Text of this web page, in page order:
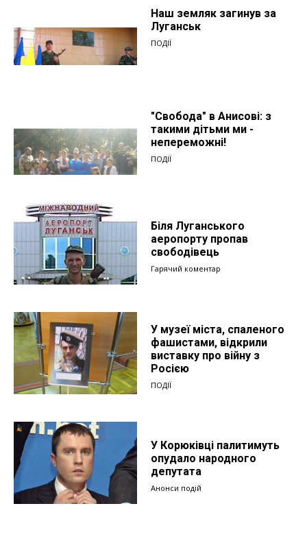
Наш земляк загинув за
Луганськ
ПОДІЇ
"Свобода" в Анисові: з
такими дітьми ми -
непереможні!
ПОДІЇ
Біля Луганського
аеропорту пропав
свободівець
Гарячий коментар
У музеї міста, спаленого
фашистами, відкрили
виставку про війну з
Росією
ПОДІЇ
У Корюківці палитимуть
опудало народного
депутата
Анонси подій